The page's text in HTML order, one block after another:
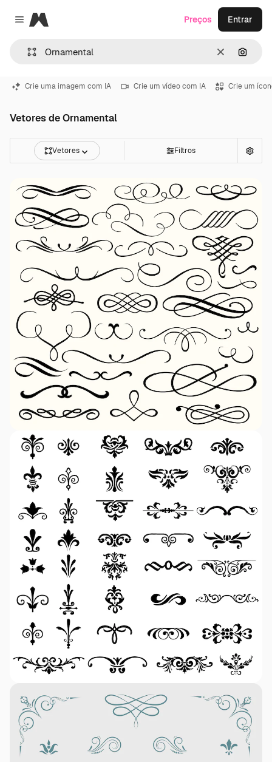
Close menu
Magnific
Limpar
Preços Entrar
Crie uma imagem com IA Crie um vídeo com IA Crie um
Vetores de Ornamental
Vetores Filtros